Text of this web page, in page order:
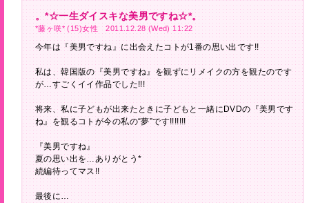
。*☆一生ダイスキな美男ですね☆*。
*藤ヶ咲* (15)女性 2011.12.28 (Wed) 11:22
今年は『美男ですね』に出会えたコトが1番の思い出です!!
私は、韓国版の『美男ですね』を観ずにリメイクの方を観たのです
が…すごくイイ作品でした!!!
将来、私に子どもが出来たときに子どもと一緒にDVDの『美男です
ね』を観るコトが今の私の“夢”です!!!!!!!
『美男ですね』
夏の思い出を…ありがとう*
続編待ってマス!!
最後に…